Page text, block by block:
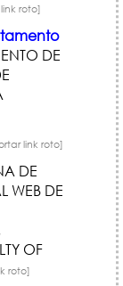
roto]
DE
link roto]
DE
WEB DE
OF
roto]